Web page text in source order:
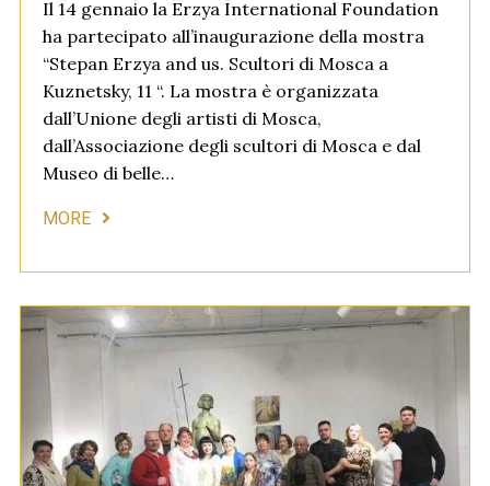
Il 14 gennaio la Erzya International Foundation
ha partecipato all’inaugurazione della mostra
“Stepan Erzya and us. Scultori di Mosca a
Kuznetsky, 11 “. La mostra è organizzata
dall’Unione degli artisti di Mosca,
dall’Associazione degli scultori di Mosca e dal
Museo di belle…
MORE